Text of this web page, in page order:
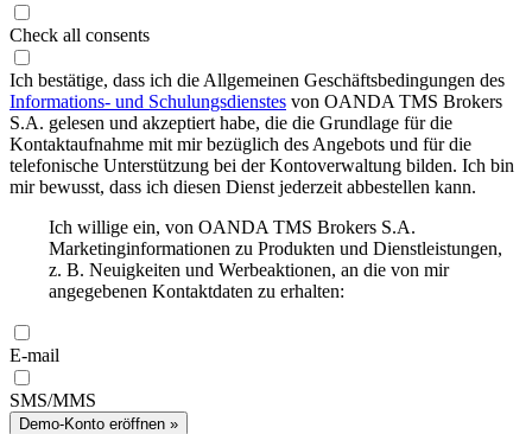
Check all consents
Ich bestätige, dass ich die Allgemeinen Geschäftsbedingungen des
Informations- und Schulungsdienstes von OANDA TMS Brokers
S.A. gelesen und akzeptiert habe, die die Grundlage für die
Kontaktaufnahme mit mir bezüglich des Angebots und für die
telefonische Unterstützung bei der Kontoverwaltung bilden. Ich bin
mir bewusst, dass ich diesen Dienst jederzeit abbestellen kann.
Ich willige ein, von OANDA TMS Brokers S.A.
Marketinginformationen zu Produkten und Dienstleistungen,
z. B. Neuigkeiten und Werbeaktionen, an die von mir
angegebenen Kontaktdaten zu erhalten:
E-mail
SMS/MMS
Demo-Konto eröffnen »